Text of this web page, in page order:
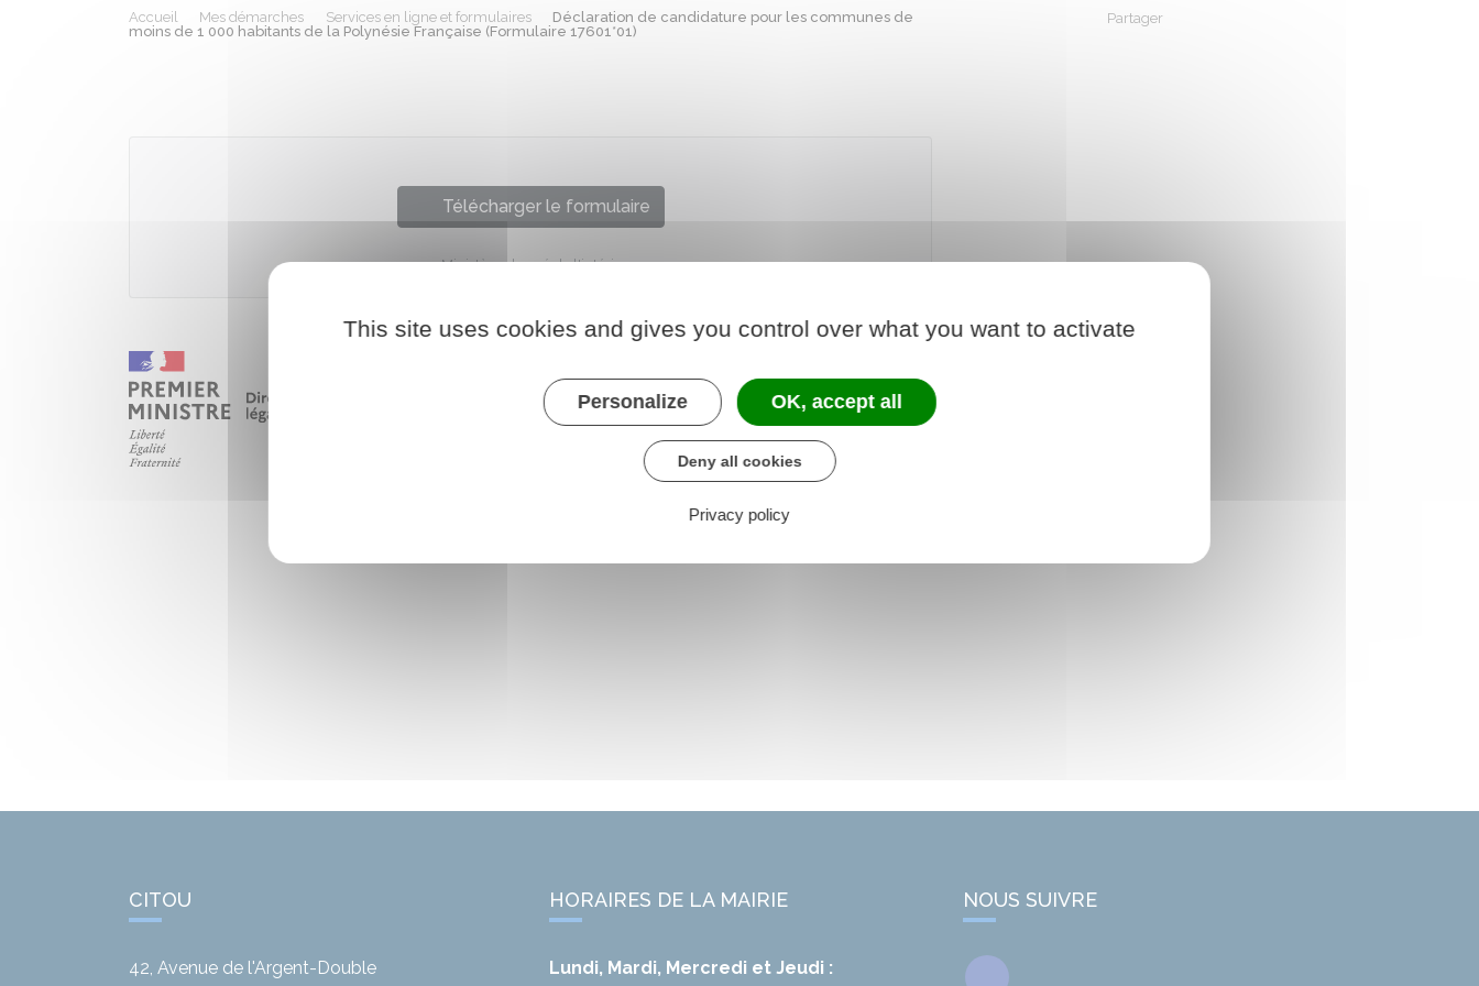
Accueil Mes démarches Services en ligne et formulaires
Déclaration de candidature pour les communes de
moins de 1 000 habitants de la Polynésie Française (Formulaire 17601*01)
Partager
Télécharger le formulaire
Ministère chargé de l'intérieur
CITOU
42, Avenue de l'Argent-Double
HORAIRES DE LA MAIRIE
Lundi, Mardi, Mercredi et Jeudi :
NOUS SUIVRE
This site uses cookies and gives you control over what you want to activate
Personalize OK, accept all
Deny all cookies
Privacy policy